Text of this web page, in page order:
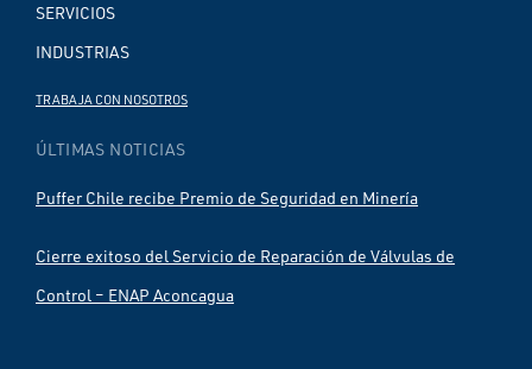
SERVICIOS
INDUSTRIAS
TRABAJA CON NOSOTROS
ÚLTIMAS NOTICIAS
Puffer Chile recibe Premio de Seguridad en Minería
Cierre exitoso del Servicio de Reparación de Válvulas de
Control – ENAP Aconcagua